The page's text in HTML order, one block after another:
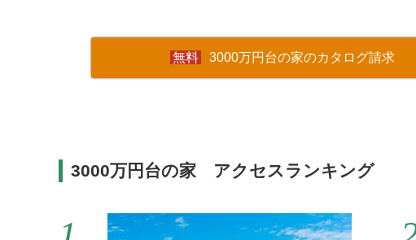
3000万円台の家のカタログ請求
3000万円台の家 アクセスランキング